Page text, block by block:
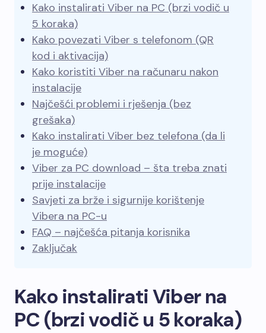
Kako instalirati Viber na PC (brzi vodič u
5 koraka)
Kako povezati Viber s telefonom (QR
kod i aktivacija)
Kako koristiti Viber na računaru nakon
instalacije
Najčešći problemi i rješenja (bez
grešaka)
Kako instalirati Viber bez telefona (da li
je moguće)
Viber za PC download – šta treba znati
prije instalacije
Savjeti za brže i sigurnije korištenje
Vibera na PC-u
FAQ – najčešća pitanja korisnika
Zaključak
Kako instalirati Viber na
PC (brzi vodič u 5 koraka)